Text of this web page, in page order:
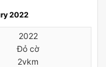
2022
2022
Đỏ cờ
2vkm